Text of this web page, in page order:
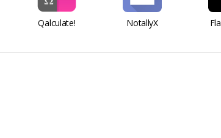
Qalculate! NotallyX